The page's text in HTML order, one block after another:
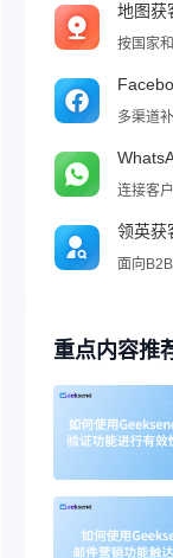
地图获
按国家
多渠道
连接客
领英获
面向
重点内容推